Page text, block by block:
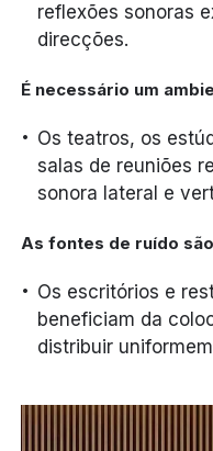
reflexões sonoras
direcções.
É necessário um
Os teatros, os
salas de reuniões
sonora lateral e
As fontes de ruído
Os escritórios e
beneficiam da
distribuir